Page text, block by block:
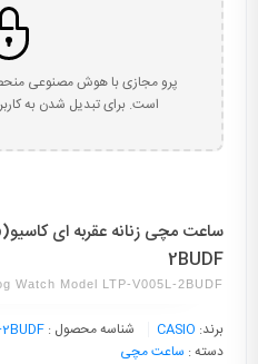
پرو مجازی با هوش مصنوعی
است. برای تبدیل شدن به
2BUDF
Watch Model LTP-V005L-2BUDF
برند: CASIO شناسه محصول :
دسته : ساعت مچی